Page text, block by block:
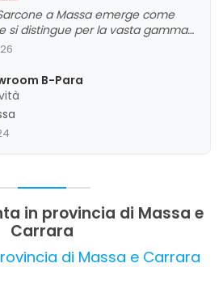
a Massa emerge come
si distingue per la vasta gamma
competenza del personale. I
dello staff, che si impegna a
efficiente e di qualità.
commenti evidenzino prezzi
la media, la maggior parte
l'ottimo rapporto
affidabile per il bricolage e le
B-Para
in provincia di Massa e
Carrara
di Massa e Carrara